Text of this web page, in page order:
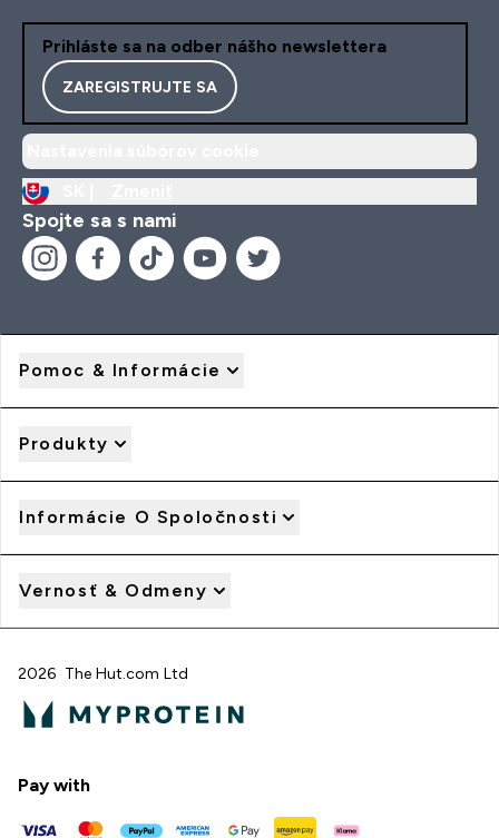
Prihláste sa na odber nášho newslettera
ZAREGISTRUJTE SA
Spojte sa s nami
Pomoc & Informácie
Produkty
Informácie O Spoločnosti
Vernosť & Odmeny
2026 The Hut.com Ltd
Pay with